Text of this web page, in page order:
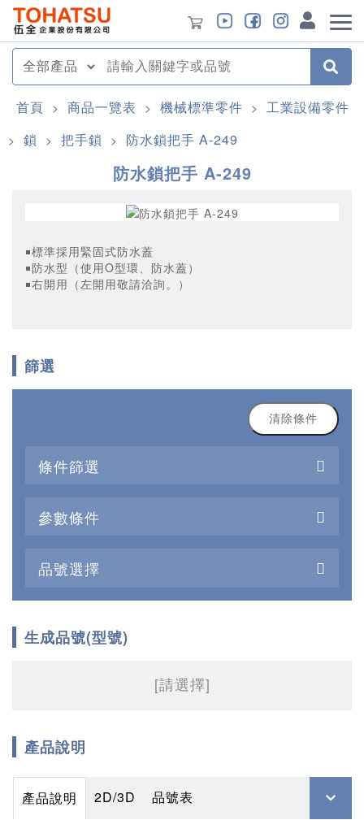
首頁 > 商品一覽表 > 機械標準零件 > 工業設備零件
> 鎖 > 把手鎖 > 防水鎖把手 A-249
防水鎖把手 A-249
￭標準採用緊固式防水蓋
￭防水型（使用O型環、防水蓋）
￭右開用（左開用敬請洽詢。）
篩選
清除條件
條件篩選
參數條件
品號選擇
生成品號(型號)
[請選擇]
產品說明
產品說明 2D/3D 品號表